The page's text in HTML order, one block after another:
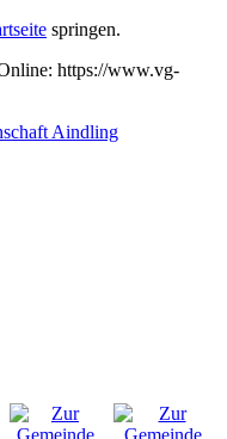
springen.
https://www.vg-